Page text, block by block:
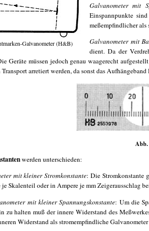
Galvanometer (H&B)
Galvanometer mit
Einspannpunkte
meßempfindlicher
Galvanometer mit
dient. Da der
Geräte müssen jedoch genau waagerecht
arretiert werden, da sonst das
Abb.
werden unterschieden:
mit kleiner Stromkonstante: Die Stromkonstante
Skalenteil oder in Ampere je mm Zeigerausschlag
mit kleiner Spannungskonstante: Um die
zu halten muß der innere Widerstand des
Widerstand als stromempfindliche